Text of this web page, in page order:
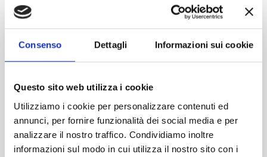
Consenso Dettagli Informazioni sui cookie
Questo sito web utilizza i cookie
Utilizziamo i cookie per personalizzare contenuti ed
annunci, per fornire funzionalità dei social media e per
analizzare il nostro traffico. Condividiamo inoltre
informazioni sul modo in cui utilizza il nostro sito con i
Contattaci
Imboccatura:T.vite pp24
Peso (gr):100
Diametro (mm):0
Altezza (mm):140
Larghezza (mm):42
Quantità per imballo (ordine minimo 1 collo):4800